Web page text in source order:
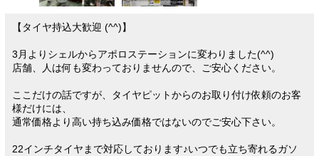
【タイヤ持込大歓迎 (^^)】
3月よりシェルからアポロステーションに変わりました(^^)
店舗、人は何も変わっておりませんので、ご安心ください。
ここだけの話ですが、タイヤピットからのお取り付け依頼のお客
様だけには、
通常価格より高い持ち込み価格ではないのでご安心下さい。
22インチタイヤまで対応しております♪いつでも立ち寄れるガソ